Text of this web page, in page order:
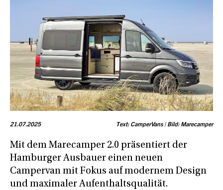
21.07.2025 Text: CamperVans | Bild: Marecamper
Mit dem Marecamper 2.0 präsentiert der
Hamburger Ausbauer einen neuen
Campervan mit Fokus auf modernem Design
und maximaler Aufenthaltsqualität.